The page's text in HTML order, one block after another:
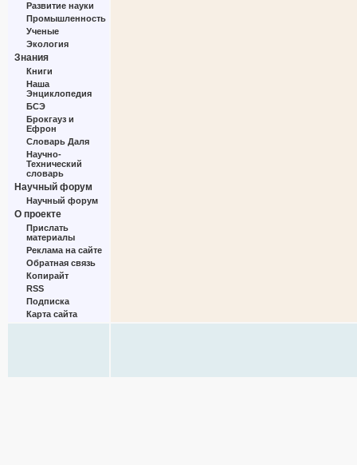
Развитие науки
Промышленность
Ученые
Экология
Знания
Книги
Наша
Энциклопедия
БСЭ
Брокгауз и
Ефрон
Словарь Даля
Научно-
Технический
словарь
Научный форум
Научный форум
О проекте
Прислать
материалы
Реклама на сайте
Обратная связь
Копирайт
RSS
Подписка
Карта сайта